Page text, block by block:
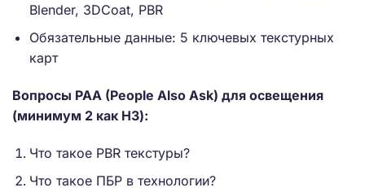
Blender, 3DCoat, PBR
Обязательные данные: 5 ключевых текстурных
карт
Вопросы PAA (People Also Ask) для освещения
(минимум 2 как H3):
Что такое PBR текстуры?
Что такое ПБР в технологии?